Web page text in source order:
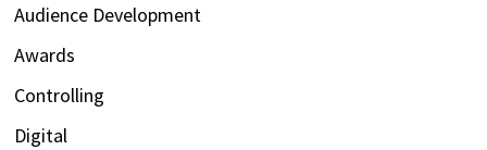
Audience Development
Awards
Controlling
Digital